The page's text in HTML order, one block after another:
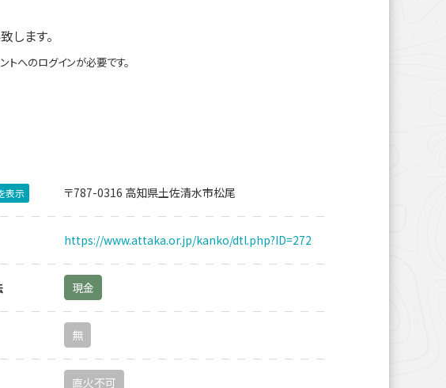
します。
へのログインが必要です。
表示 〒787-0316 高知県土佐清水市松尾
https://www.attaka.or.jp/kanko/dtl.php?ID=272
現金
無
直火不可